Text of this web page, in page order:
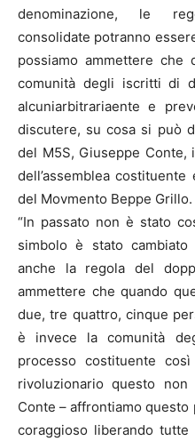
denominazione, le
consolidate potranno
possiamo ammettere che
comunità degli iscritti di
alcuniarbitrariaente e
discutere, su cosa si può
del M5S, Giuseppe
dell’assemblea
del Movmento Beppe Grillo.
“In passato non è stato
simbolo è stato cambiato
anche la regola del
ammettere che quando
due, tre quattro, cinque
è invece la comunità
processo costituente
rivoluzionario questo
Conte – affrontiamo
coraggioso liberando